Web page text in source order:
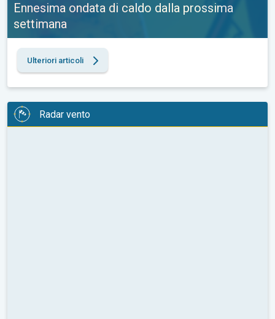
Ennesima ondata di caldo dalla prossima
settimana
Ulteriori articoli
Radar vento